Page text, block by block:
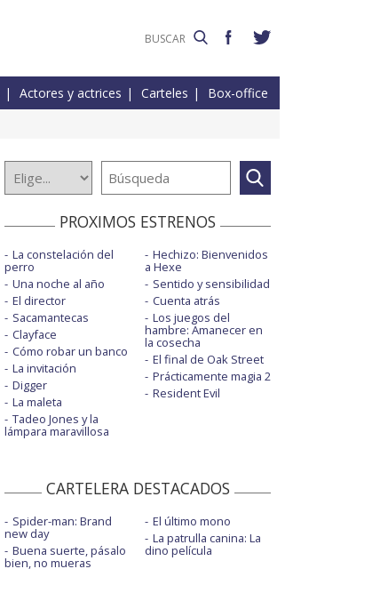
Actores y actrices Carteles Box-office
PROXIMOS ESTRENOS
La constelación del
perro
Una noche al año
El director
Sacamantecas
Clayface
Cómo robar un banco
La invitación
Digger
La maleta
Tadeo Jones y la
lámpara maravillosa
Hechizo: Bienvenidos
a Hexe
Sentido y sensibilidad
Cuenta atrás
Los juegos del
hambre: Amanecer en
la cosecha
El final de Oak Street
Prácticamente magia 2
Resident Evil
CARTELERA DESTACADOS
Spider-man: Brand
new day
Buena suerte, pásalo
bien, no mueras
El último mono
La patrulla canina: La
dino película